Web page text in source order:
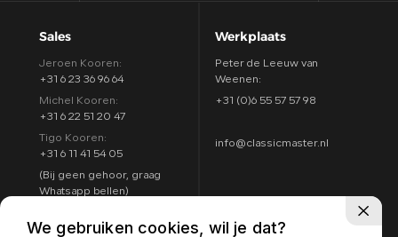
Sales
Jeroen Kooren:
+31 6 23 36 96 64
Michel Kooren:
+31 6 22 51 20 47
Tigo Kooren:
+31 6 11 41 54 05
(Bij geen gehoor, graag
Whatsapp bellen)
Werkplaats
Peter de Leeuw van
Weenen:
+31 (0)6 55 57 57 98
info@classicmaster.nl
We gebruiken cookies, wil je dat?